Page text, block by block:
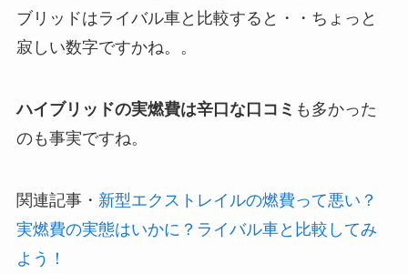
ブリッドはライバル車と比較すると・・ちょっと
寂しい数字ですかね。。
ハイブリッドの実燃費は辛口な口コミ も多かった
のも事実ですね。
関連記事・ 新型エクストレイルの燃費って悪い？
実燃費の実態はいかに？ライバル車と比較してみ
よう！